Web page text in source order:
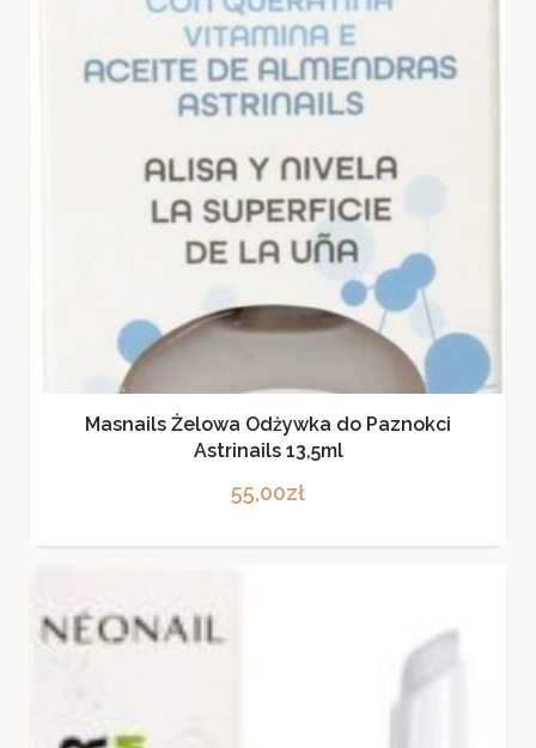
Masnails Żelowa Odżywka do Paznokci
Astrinails 13,5ml
55,00zł